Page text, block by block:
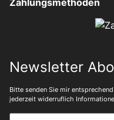
Newsletter
Bitte senden Sie mir
jederzeit widerruflich